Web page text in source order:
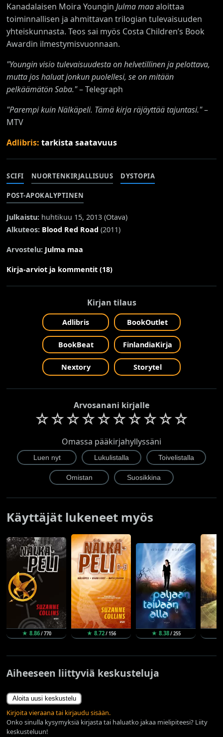
Kanadalaisen Moira YounginJulma maaaloittaa
toiminnallisen ja ahmittavan trilogian tulevaisuuden
yhteiskunnasta. Teos sai myös Costa Children’s Book
Awardin ilmestymisvuonnaan.
"Youngin visio tulevaisuudesta on helvetillinen ja pelottava,
mutta jos haluat jonkun puolellesi, se on mitään
pelkäämätön Saba."– Telegraph
"Parempi kuin Nälkäpeli. Tämä kirja räjäyttää tajuntasi."–
MTV
Adlibris:tarkista saatavuus
SCIFI NUORTENKIRJALLISUUS DYSTOPIA
POST-APOKALYPTINEN
Julkaistu: huhtikuu 15, 2013 (Otava)
Alkuteos: Blood Red Road (2011)
Arvostelu: Julma maa
Kirja-arviot ja kommentit (18)
Kirjan tilaus
Adlibris BookOutlet
BookBeat FinlandiaKirja
Nextory Storytel
Arvosanani kirjalle
☆☆☆☆☆☆☆☆☆☆
Omassa pääkirjahyllyssäni
Käyttäjät lukeneet myös
★ 8.86/ 770 ★ 8.72/ 156 ★ 8.38/ 255
Aiheeseen liittyviä keskusteluja
Aloita uusi keskustelu
Kirjoita vieraana tai kirjaudu sisään.
Onko sinulla kysymyksiä kirjasta tai haluatko jakaa mielipiteesi? Liity
keskusteluun!